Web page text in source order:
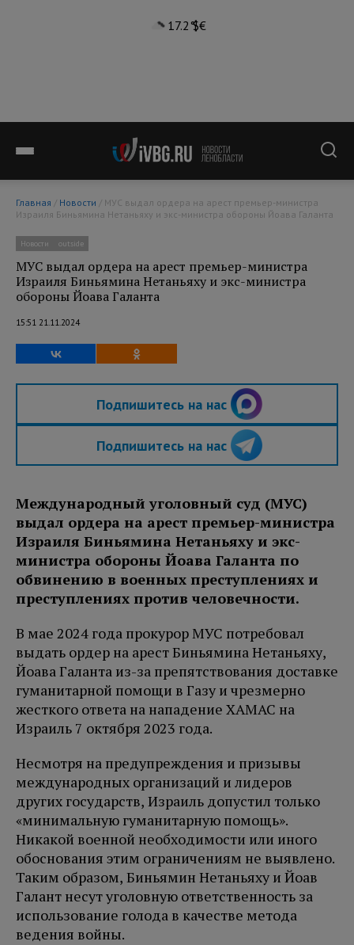
17.2°$€
Главная / Новости
Израиля Биньямина Нетаньяху и экс-министра обороны Йоава Галанта
Новости outside
МУС выдал ордера на арест премьер-министра
Израиля Биньямина Нетаньяху и экс-министра
обороны Йоава Галанта
15:51 21.11.2024
Подпишитесь на нас
Подпишитесь на нас
Международный уголовный суд (МУС)
выдал ордера на арест премьер-министра
Израиля Биньямина Нетаньяху и экс-
министра обороны Йоава Галанта по
обвинению в военных преступлениях и
преступлениях против человечности.
В мае 2024 года прокурор МУС потребовал
выдать ордер на арест Биньямина Нетаньяху,
Йоава Галанта из-за препятствования доставке
гуманитарной помощи в Газу и чрезмерно
жесткого ответа на нападение ХАМАС на
Израиль 7 октября 2023 года.
Несмотря на предупреждения и призывы
международных организаций и лидеров
других государств, Израиль допустил только
«минимальную гуманитарную помощь».
Никакой военной необходимости или иного
обоснования этим ограничениям не выявлено.
Таким образом, Биньямин Нетаньяху и Йоав
Галант несут уголовную ответственность за
использование голода в качестве метода
ведения войны.